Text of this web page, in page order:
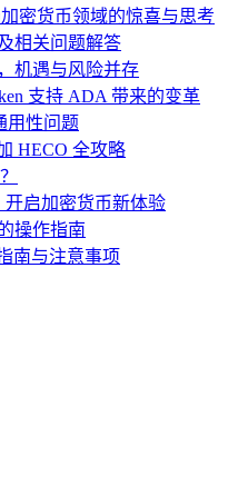
密货币领域的惊喜与思考
相关问题解答
机遇与风险并存
支持 ADA 带来的变革
用性问题
HECO 全攻略
启加密货币新体验
操作指南
南与注意事项